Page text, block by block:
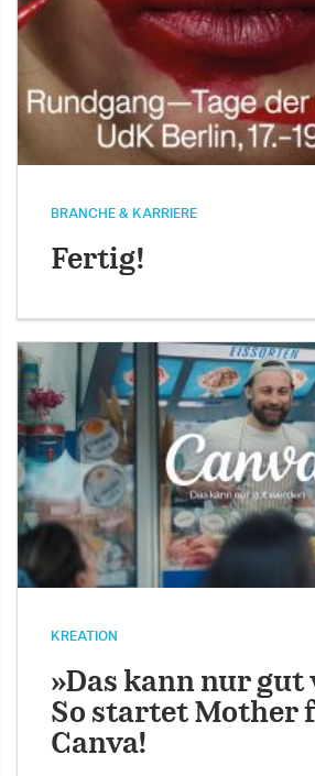
BRANCHE & KARRIERE
Fertig!
KREATION
»Das kann nur gut
So startet Mother
Canva!